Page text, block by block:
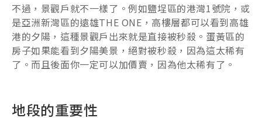
不過，景觀戶就不一樣了。例如鹽埕區的港灣1號院，或
是亞洲新灣區的遠雄THE ONE，高樓層都可以看到高雄
港的夕陽，這種景觀戶出來就是直接被秒殺。蛋黃區的
房子如果能看到夕陽美景，絕對被秒殺，因為這太稀有
了。而且後面你一定可以加價賣，因為他太稀有了。
地段的重要性